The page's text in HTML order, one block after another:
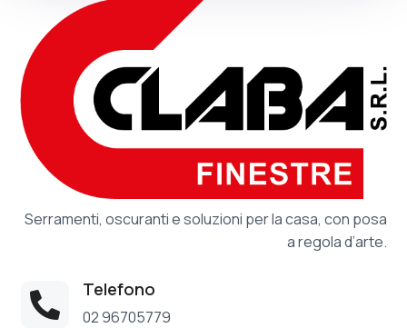
Serramenti, oscuranti e soluzioni per la casa, con posa
a regola d’arte.

Telefono
02 96705779